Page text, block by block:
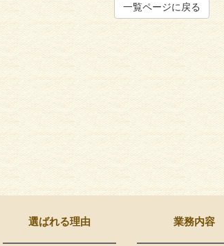
一覧ページに戻る
選ばれる理由 業務内容